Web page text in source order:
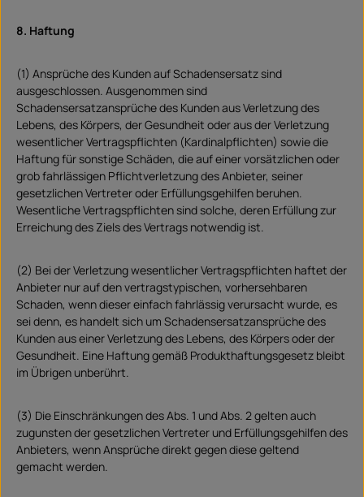
8. Haftung
(1) Ansprüche des Kunden auf Schadensersatz sind
ausgeschlossen. Ausgenommen sind
Schadensersatzansprüche des Kunden aus Verletzung des
Lebens, des Körpers, der Gesundheit oder aus der Verletzung
wesentlicher Vertragspflichten (Kardinalpflichten) sowie die
Haftung für sonstige Schäden, die auf einer vorsätzlichen oder
grob fahrlässigen Pflichtverletzung des Anbieter, seiner
gesetzlichen Vertreter oder Erfüllungsgehilfen beruhen.
Wesentliche Vertragspflichten sind solche, deren Erfüllung zur
Erreichung des Ziels des Vertrags notwendig ist.
(2) Bei der Verletzung wesentlicher Vertragspflichten haftet der
Anbieter nur auf den vertragstypischen, vorhersehbaren
Schaden, wenn dieser einfach fahrlässig verursacht wurde, es
sei denn, es handelt sich um Schadensersatzansprüche des
Kunden aus einer Verletzung des Lebens, des Körpers oder der
Gesundheit. Eine Haftung gemäß Produkthaftungsgesetz bleibt
im Übrigen unberührt.
(3) Die Einschränkungen des Abs. 1 und Abs. 2 gelten auch
zugunsten der gesetzlichen Vertreter und Erfüllungsgehilfen des
Anbieters, wenn Ansprüche direkt gegen diese geltend
gemacht werden.